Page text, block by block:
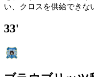
い、クロスを供給できな
33'